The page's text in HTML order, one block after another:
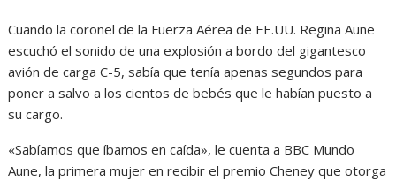
Cuando la coronel de la Fuerza Aérea de EE.UU. Regina Aune
escuchó el sonido de una explosión a bordo del gigantesco
avión de carga C-5, sabía que tenía apenas segundos para
poner a salvo a los cientos de bebés que le habían puesto a
su cargo.
«Sabíamos que íbamos en caída», le cuenta a BBC Mundo
Aune, la primera mujer en recibir el premio Cheney que otorga